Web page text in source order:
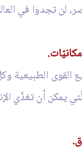
لن تجدوا في
الطبيعية
يمكن أن